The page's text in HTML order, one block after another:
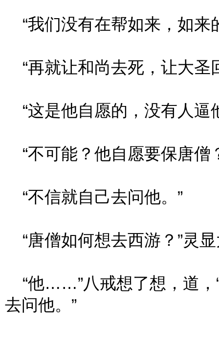
“我们没有在帮如来，如来
“再就让和尚去死，让大圣
“这是他自愿的，没有人逼
“不可能？他自愿要保唐僧
“不信就自己去问他。”
“唐僧如何想去西游？”灵
“他……”八戒想了想，道，
去问他。”